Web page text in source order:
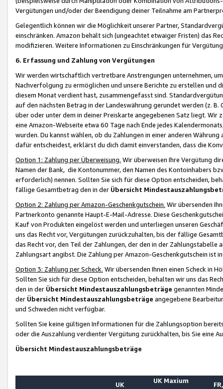
Vergütungen und/oder der Beendigung deiner Teilnahme am
Gelegentlich können wir die Möglichkeit unserer Partner,
einschränken. Amazon behält sich (ungeachtet etwaiger Fristen) das
modifizieren. Weitere Informationen zu Einschränkungen für
6. Erfassung und Zahlung von Vergütungen
Wir werden wirtschaftlich vertretbare Anstrengungen unternehmen,
Nachverfolgung zu ermöglichen und unsere Berichte zu erstellen und
diesem Monat verdient hast, zusammengefasst sind.
auf den nächsten Betrag in der Landeswährung gerundet werden (z.
über oder unter dem in deiner Preiskarte angegebenen Satz liegt.
eine Amazon-Webseite etwa 60 Tage nach Ende jedes
wurden. Du kannst wählen, ob du Zahlungen in einer anderen
dafür entscheidest, erklärst du dich damit einverstanden, dass die
Option 1: Zahlung per Überweisung. Wir überweisen Ihre Vergütung
Namen der Bank, die Kontonummer, den Namen des Kontoinhabers
erforderlich) nennen. Sollten Sie sich für diese Option entscheiden,
fällige Gesamtbetrag den in der Übersicht
Option 2: Zahlung per Amazon-Geschenkgutschein. Wir übersenden
Partnerkonto genannte Haupt-E-Mail-Adresse. Diese
Kauf von Produkten eingelöst werden und unterliegen unseren
uns das Recht vor, Vergütungen zurückzuhalten, bis der fällige
das Recht vor, den Teil der Zahlungen, der den in der
Zahlungsart angibst. Die Zahlung per Amazon-Geschenkgutschein ist
Option 3: Zahlung per Scheck. Wir übersenden Ihnen einen Scheck in
Sollten Sie sich für diese Option entscheiden, behalten wir uns das
den in der Übersicht Mindestauszahlungsbeträge genannten
der Übersicht Mindestauszahlungsbeträge angegebene
und Schweden nicht verfügbar.
Sollten Sie keine gültigen Informationen für die Zahlungsoption
oder die Auszahlung verdienter Vergütung zurückhalten, bis Sie
Übersicht Mindestauszahlungsbeträge
UK
UK Maxium